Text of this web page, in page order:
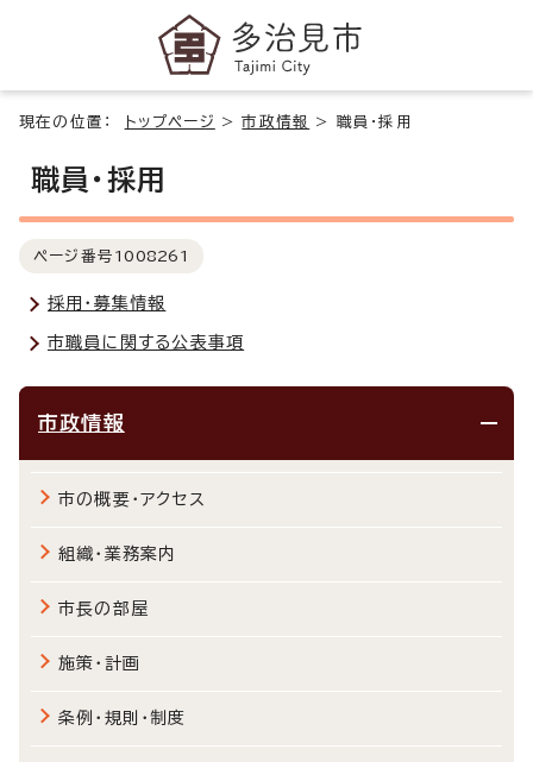
現在の位置： トップページ >市政情報 > 職員・採用
職員・採用
ページ番号 1008261
採用・募集情報
市職員に関する公表事項
市政情報
市の概要・アクセス
組織・業務案内
市長の部屋
施策・計画
条例・規則・制度